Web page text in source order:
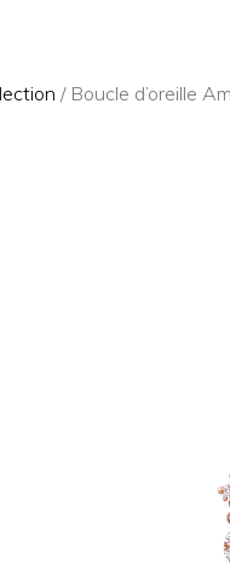
/ Boucle d’oreille